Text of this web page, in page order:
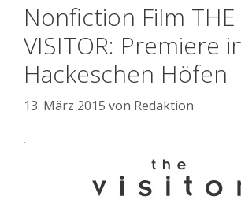
Nonfiction Film THE
VISITOR: Premiere
Hackeschen Höfen
13. März 2015 von Redaktion